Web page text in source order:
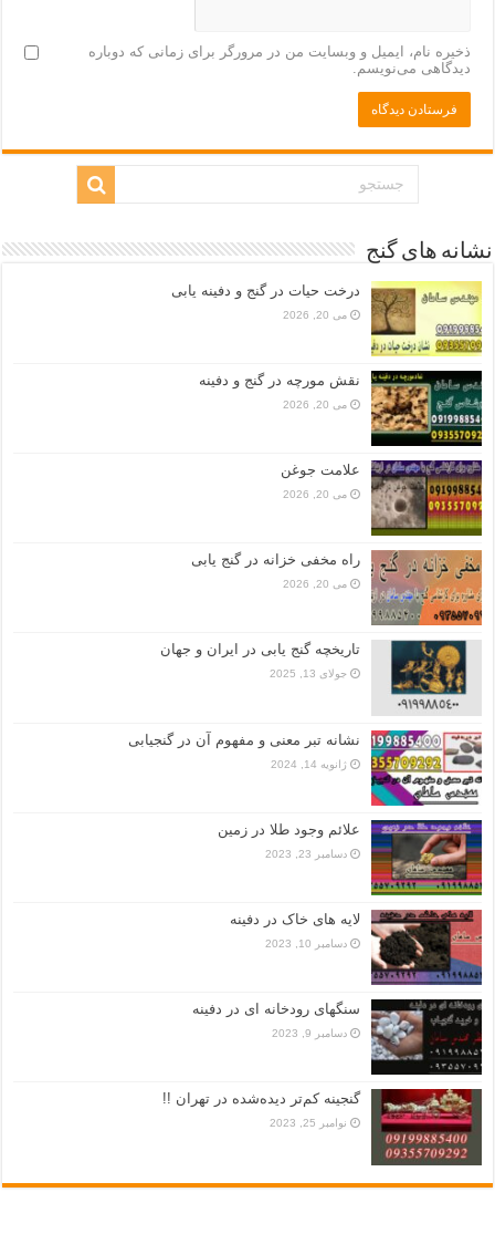
ذخیره نام، ایمیل و وبسایت من در مرورگر برای زمانی که دوباره
دیدگاهی می‌نویسم.
نشانه های گنج
درخت حیات در گنج و دفینه یابی
می 20, 2026
نقش مورچه در گنج و دفینه
می 20, 2026
علامت جوغن
می 20, 2026
راه مخفی خزانه در گنج یابی
می 20, 2026
تاریخچه گنج‌ یابی در ایران و جهان
جولای 13, 2025
نشانه تبر معنی و مفهوم آن در گنجیابی
ژانویه 14, 2024
علائم وجود طلا در زمین
دسامبر 23, 2023
لایه های خاک در دفینه
دسامبر 10, 2023
سنگهای رودخانه ای در دفینه
دسامبر 9, 2023
گنجینه کم‌تر دیده‌شده در تهران !!
نوامبر 25, 2023